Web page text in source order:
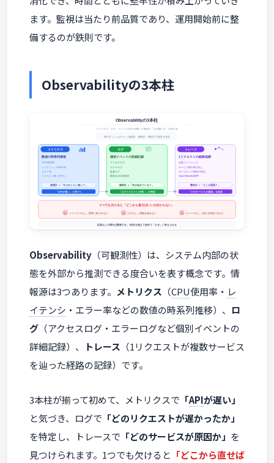
ます。監視は当たり前品質であり、運用開始前に整
備するのが鉄則です。
Observabilityの3本柱
Observability （可観測性）は、システム内部の状
態を外部から推測できる度合いを表す概念です。情
報源は3つあります。 メトリクス （CPU使用率・ レ
イテンシ ・エラー率などの数値の時系列推移）、 ロ
グ （アクセスログ・エラーログなど個別イベントの
詳細記録）、
トレース （1リクエストが複数サービス
を辿った経路の記録）です。
3本柱が揃って初めて、メトリクスで 「APIが遅い」
と気づき、ログで 「どのリクエストが遅かったか」
を特定し、トレースで 「どのサービスが原因か」 を
見つけられます。1つでも欠けると 「どこから直せば